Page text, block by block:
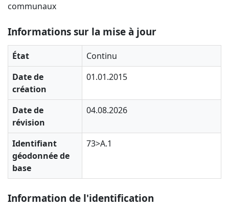
communaux
Informations sur la mise à jour
État
Continu
Date de
création
01.01.2015
Date de
révision
04.08.2026
Identifiant
géodonnée de
base
73>A.1
Information de l'identification